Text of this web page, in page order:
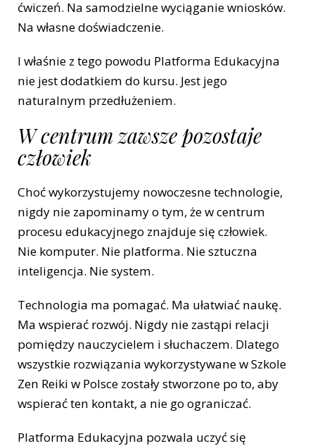
ćwiczeń. Na samodzielne wyciąganie wniosków.
Na własne doświadczenie.
I właśnie z tego powodu Platforma Edukacyjna
nie jest dodatkiem do kursu. Jest jego
naturalnym przedłużeniem.
W centrum zawsze pozostaje
człowiek
Choć wykorzystujemy nowoczesne technologie,
nigdy nie zapominamy o tym, że w centrum
procesu edukacyjnego znajduje się człowiek.
Nie komputer. Nie platforma. Nie sztuczna
inteligencja. Nie system.
Technologia ma pomagać. Ma ułatwiać naukę.
Ma wspierać rozwój. Nigdy nie zastąpi relacji
pomiędzy nauczycielem i słuchaczem. Dlatego
wszystkie rozwiązania wykorzystywane w Szkole
Zen Reiki w Polsce zostały stworzone po to, aby
wspierać ten kontakt, a nie go ograniczać.
Platforma Edukacyjna pozwala uczyć się